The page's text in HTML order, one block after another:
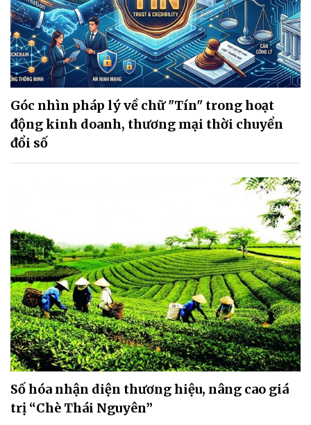
Góc nhìn pháp lý về chữ "Tín" trong hoạt
động kinh doanh, thương mại thời chuyển
đổi số
Số hóa nhận diện thương hiệu, nâng cao giá
trị “Chè Thái Nguyên”